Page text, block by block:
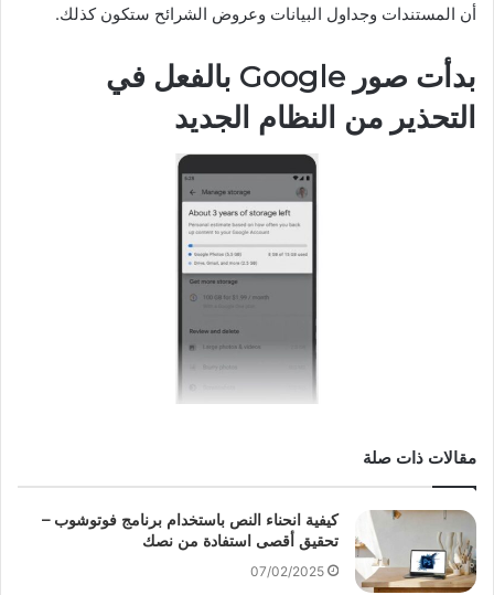
أن المستندات وجداول البيانات وعروض الشرائح ستكون كذلك.
بدأت صور Google بالفعل في
التحذير من النظام الجديد
مقالات ذات صلة
كيفية انحناء النص باستخدام برنامج فوتوشوب –
تحقيق أقصى استفادة من نصك
07/02/2025